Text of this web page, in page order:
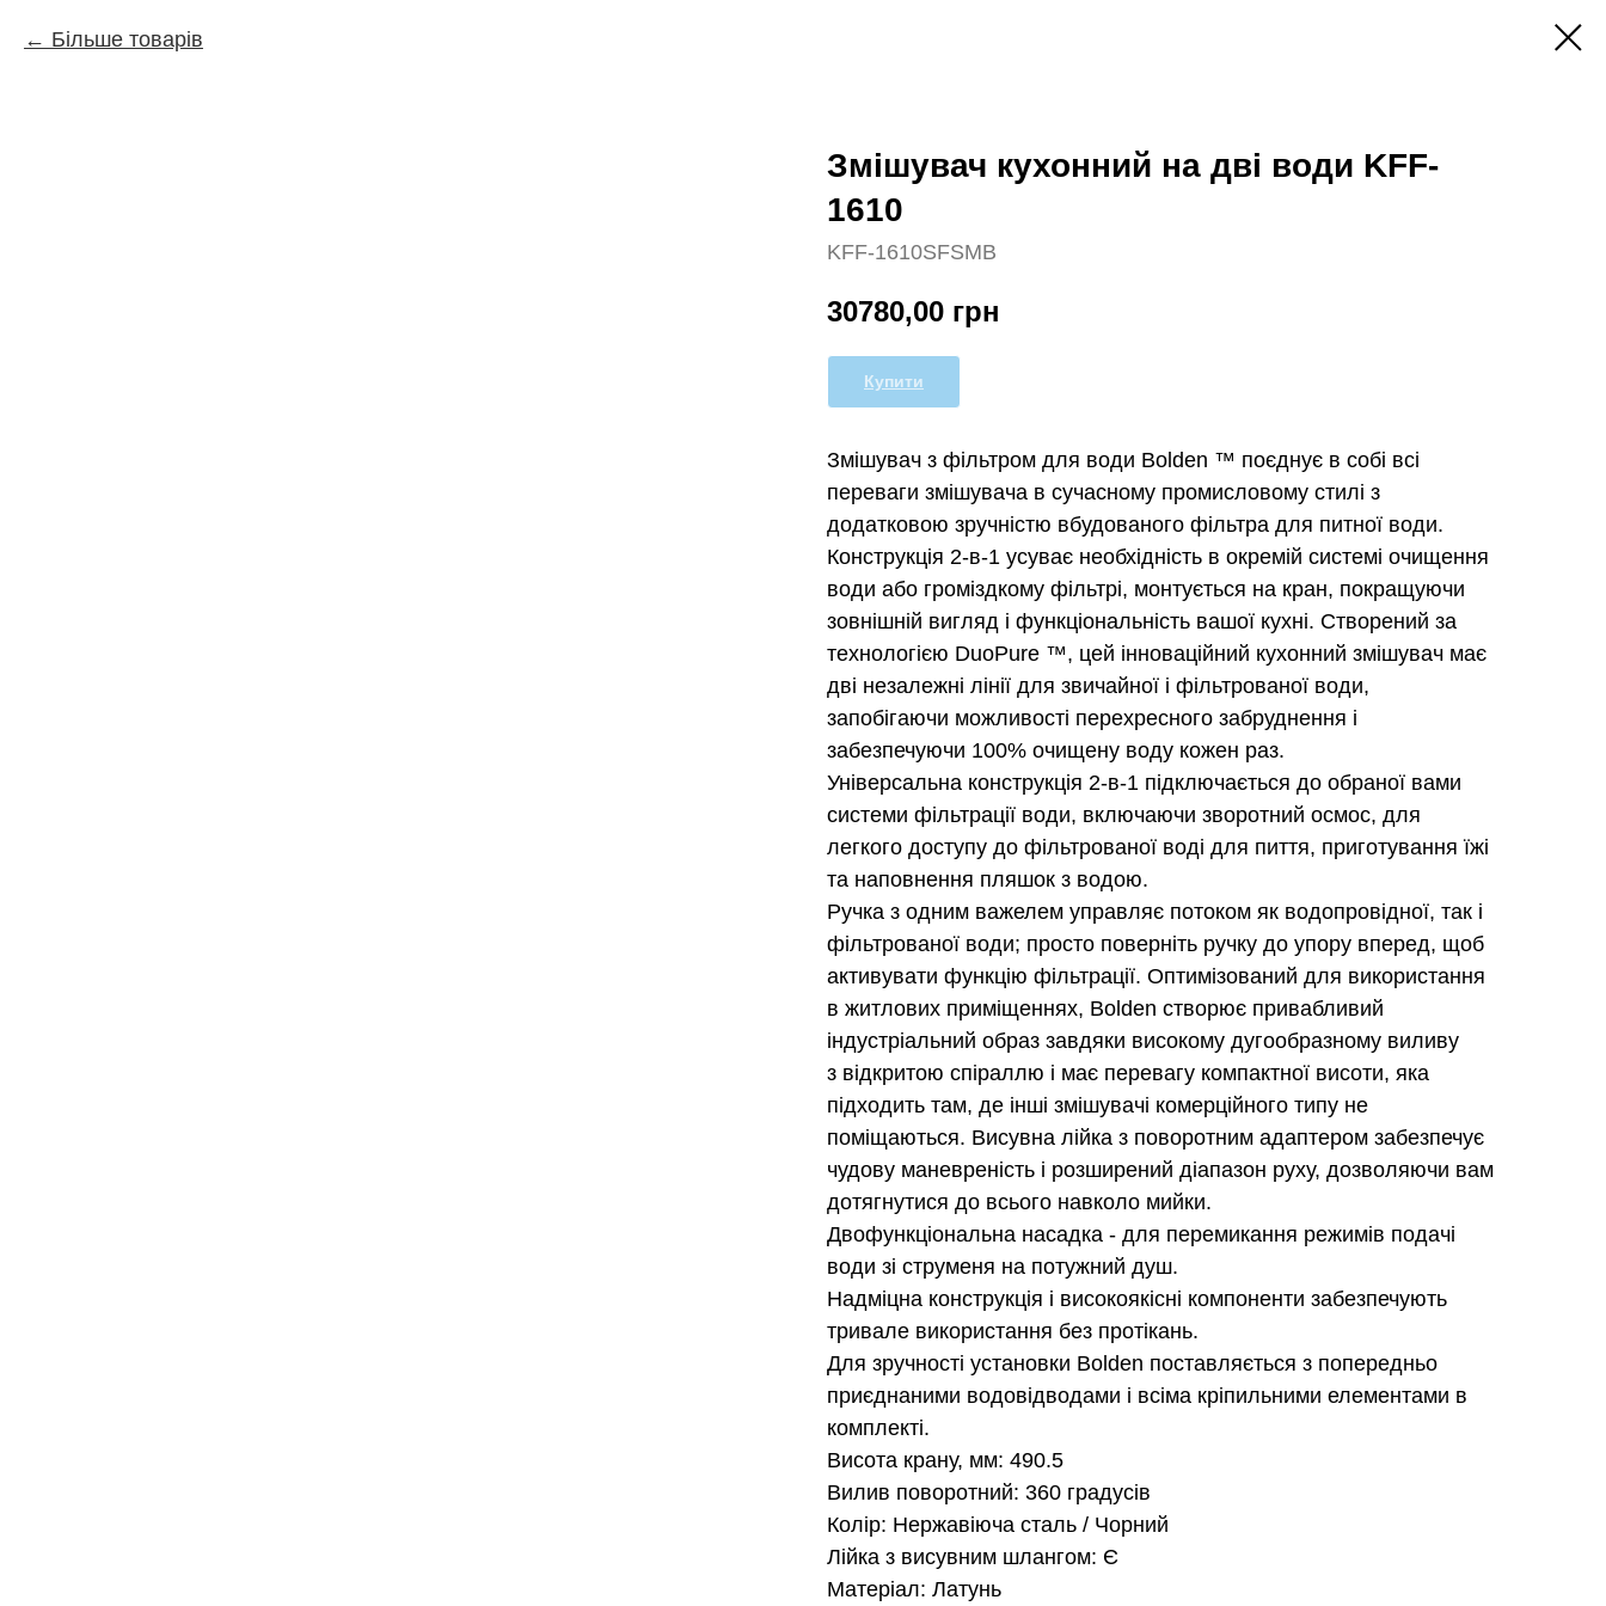
Більше товарів
Змішувач кухонний на дві води KFF-
1610
KFF-1610SFSMB
30780,00 грн
Купити
Змішувач з фільтром для води Bolden ™ поєднує в собі всі
переваги змішувача в сучасному промисловому стилі з
додатковою зручністю вбудованого фільтра для питної води.
Конструкція 2-в-1 усуває необхідність в окремій системі очищення
води або громіздкому фільтрі, монтується на кран, покращуючи
зовнішній вигляд і функціональність вашої кухні. Створений за
технологією DuoPure ™, цей інноваційний кухонний змішувач має
дві незалежні лінії для звичайної і фільтрованої води,
запобігаючи можливості перехресного забруднення і
забезпечуючи 100% очищену воду кожен раз.
Універсальна конструкція 2-в-1 підключається до обраної вами
системи фільтрації води, включаючи зворотний осмос, для
легкого доступу до фільтрованої воді для пиття, приготування їжі
та наповнення пляшок з водою.
Ручка з одним важелем управляє потоком як водопровідної, так і
фільтрованої води; просто поверніть ручку до упору вперед, щоб
активувати функцію фільтрації. Оптимізований для використання
в житлових приміщеннях, Bolden створює привабливий
індустріальний образ завдяки високому дугообразному виливу
з відкритою спіраллю і має перевагу компактної висоти, яка
підходить там, де інші змішувачі комерційного типу не
поміщаються. Виcувна лiйка з поворотним адаптером забезпечує
чудову маневреність і розширений діапазон руху, дозволяючи вам
дотягнутися до всього навколо мийки.
Двофункціональна насадка - для перемикання режимiв подачi
води зi струменя на потужний душ.
Надміцна конструкція і високоякісні компоненти забезпечують
тривале використання без протікань.
Для зручності установки Bolden поставляється з попередньо
приєднаними водовідводами і всіма кріпильними елементами в
комплекті.
Висота крану, мм: 490.5
Вилив поворотний: 360 градусів
Колір: Нержавіюча сталь / Чорний
Лійка з висувним шлангом: Є
Матеріал: Латунь